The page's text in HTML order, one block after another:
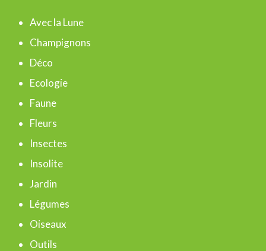
e
r
c
h
e
r
Avec la Lune
Champignons
Déco
Ecologie
Faune
Fleurs
Insectes
Insolite
Jardin
Légumes
Oiseaux
Outils